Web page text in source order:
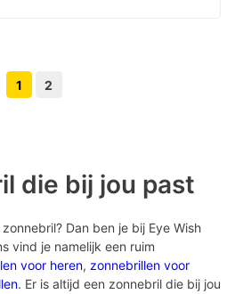
Vorige pagina knop
1 2
die bij jou past
Dan ben je bij Eye Wish
vind je namelijk een ruim
voor heren, zonnebrillen voor
. Er is altijd een zonnebril die bij jou